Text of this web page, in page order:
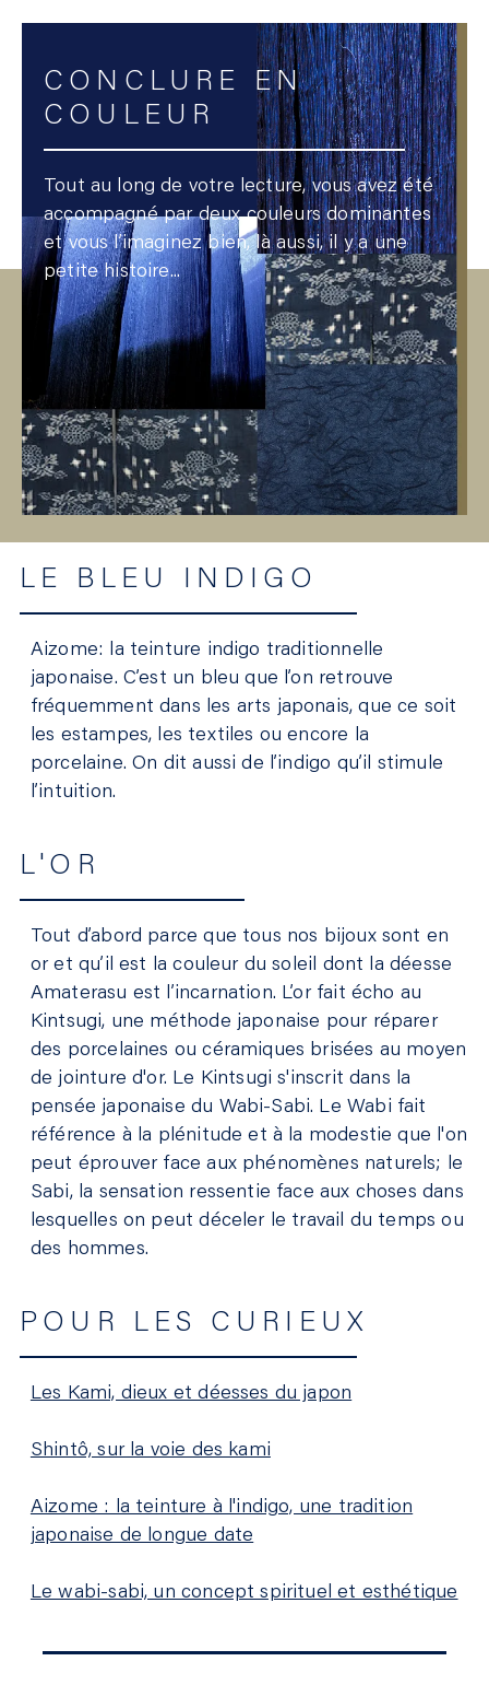
CONCLURE EN
COULEUR
Tout au long de votre lecture, vous avez été
accompagné par deux couleurs dominantes
et vous l’imaginez bien, là aussi, il y a une
petite histoire...
LE BLEU INDIGO
Aizome: la teinture indigo traditionnelle
japonaise. C’est un bleu que l’on retrouve
fréquemment dans les arts japonais, que ce soit
les estampes, les textiles ou encore la
porcelaine. On dit aussi de l’indigo qu’il stimule
l’intuition.
L'OR
Tout d’abord parce que tous nos bijoux sont en
or et qu’il est la couleur du soleil dont la déesse
Amaterasu est l’incarnation. L’or fait écho au
Kintsugi, une méthode japonaise pour réparer
des porcelaines ou céramiques brisées au moyen
de jointure d'or. Le Kintsugi s'inscrit dans la
pensée japonaise du Wabi-Sabi. Le Wabi fait
référence à la plénitude et à la modestie que l'on
peut éprouver face aux phénomènes naturels; le
Sabi, la sensation ressentie face aux choses dans
lesquelles on peut déceler le travail du temps ou
des hommes.
POUR LES CURIEUX
Les Kami, dieux et déesses du japon
Shintô, sur la voie des kami
Aizome : la teinture à l'indigo, une tradition
japonaise de longue date
Le wabi-sabi, un concept spirituel et esthétique